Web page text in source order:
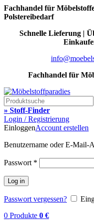
Fachhandel für
Polstereibedarf
Schnelle Lieferung |
Fachhandel für
» Stoff-Finder
Login / Registrierung
EinloggenAccount erstellen
Benutzername oder E-Mail-
Passwort *
Log in
Passwort vergessen?
0 Produkte 0 €